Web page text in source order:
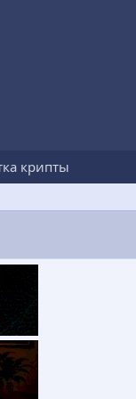
крипты